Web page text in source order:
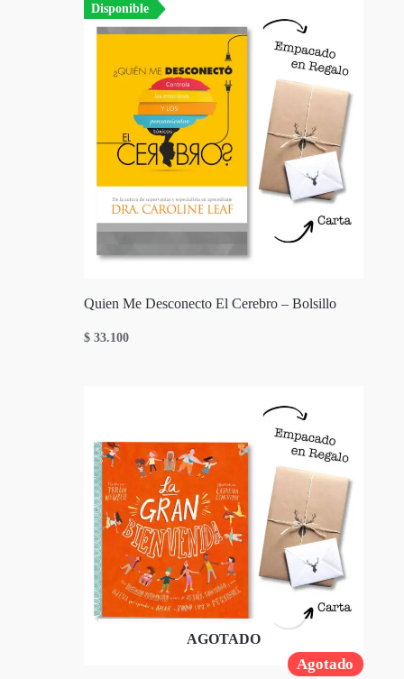
Disponible
Quien Me Desconecto El Cerebro – Bolsillo
$ 33.100
Agotado
AGOTADO